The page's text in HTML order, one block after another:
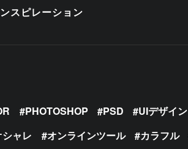
スピレーション
PHOTOSHOP PSD UIデザイン
シャレ オンラインツール カラフル